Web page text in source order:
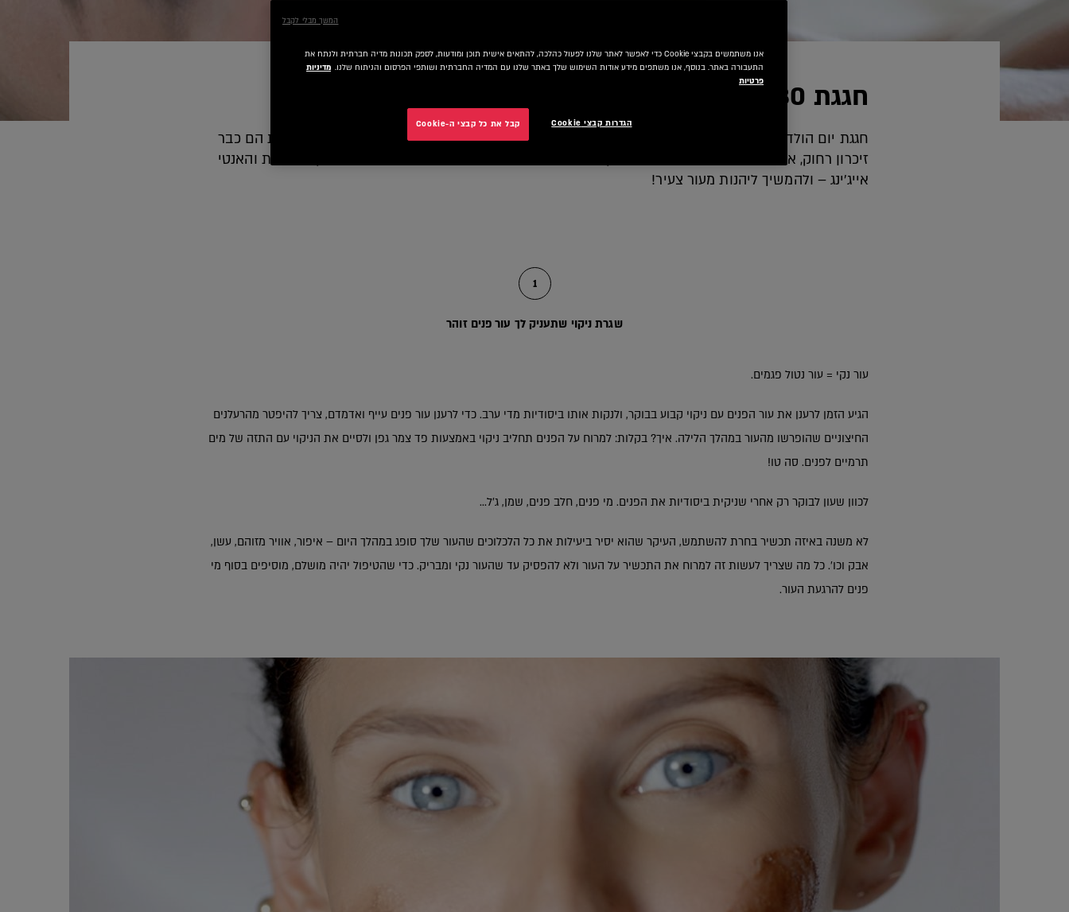
חגגת 30? זו שגרת הטיפוח הטובה ביותר עבורך
חגגת יום הולדת משמעותי, וזה הזמן להקדיש לפנים שלך תשומת לב מיוחדת. הפצעונים מגיל ההתבגרות הם כבר
זיכרון רחוק, אבל פה ושם מתחילים להופיע קמטוטים. זה הזמן להתחיל לשלוף את תכשירי הניקוי, הלחות והאנטי
אייג'ינג – ולהמשיך ליהנות מעור צעיר!
1
שגרת ניקוי שתעניק לך עור פנים זוהר
עור נקי = עור נטול פגמים.
הגיע הזמן לרענן את עור הפנים עם ניקוי קבוע בבוקר, ולנקות אותו ביסודיות מדי ערב. כדי לרענן עור פנים עייף ואדמדם, צריך להיפטר מהרעלנים
החיצוניים שהופרשו מהעור במהלך הלילה. איך? בקלות: למרוח על הפנים תחליב ניקוי באמצעות פד צמר גפן ולסיים את הניקוי עם התזה של מים
תרמיים לפנים. סה טו!
לכוון שעון לבוקר רק אחרי שניקית ביסודיות את הפנים. מי פנים, חלב פנים, שמן, ג'ל...
לא משנה באיזה תכשיר בחרת להשתמש, העיקר שהוא יסיר ביעילות את כל הלכלוכים שהעור שלך סופג במהלך היום – איפור, אוויר מזוהם, עשן,
אבק וכו'. כל מה שצריך לעשות זה למרוח את התכשיר על העור ולא להפסיק עד שהעור נקי ומבריק. כדי שהטיפול יהיה מושלם, מוסיפים בסוף מי
פנים להרגעת העור.
אנו משתמשים בקבצי Cookie כדי לאפשר לאתר שלנו לפעול כהלכה, להתאים אישית תוכן ומודעות, לספק תכונות מדיה חברתית ולנתח את
התעבורה באתר. בנוסף, אנו משתפים מידע אודות השימוש שלך באתר שלנו עם המדיה החברתית ושותפי הפרסום והניתוח שלנו. מדיניות
פרטיות
הגדרות קבצי Cookie קבל את כל קבצי ה-Cookie
המשך מבלי לקבל